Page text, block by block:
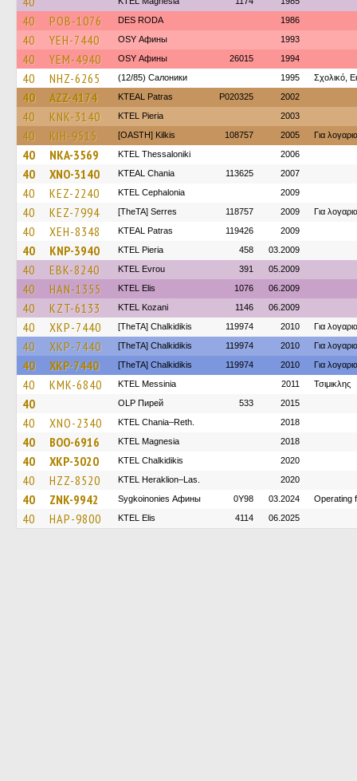
40 POB-1076 DES RODA 1986
40 YEH-7440 OSY Афины 1993
40 YEM-4940 OSY Афины 26015 1994
40 NHZ-6265 (12/85) Салоники 1995 Σχολικό,
40 AZZ-4174 KTEAL Patras P020325 2002
40 KNK-3140 KTEL Pieria 2003
40 KIH-9515 [OASTH] Kilkis 108757 2005 Για
40 NKA-3569 KTEL Thessaloniki 2006
40 XNO-3140 KTEAL Chania 113625 2007
40 KEZ-2240 KTEL Cephalonia 2009
40 KEZ-7994 [TheTA] Serres 118757 2009 Για
40 XEH-8348 KTEAL Patras 119426 2009
40 KNP-3940 KTEL Pieria 458 03.2009
40 EBK-8240 KTEL Evrou 391 05.2009
40 HAN-1355 KTEL Elis 1076 06.2009
40 KZT-6133 ΚΤΕL Kozani 1146 06.2009
40 XKP-7440 [TheTA] Chalkidikis 119974 2010 Για
40 XKP-7440 [TheTA] Chalkidikis 119974 2010 Για
40 XKP-7440 [TheTA] Chalkidikis 119974 2010 Για
40 KMK-6840 KTEL Messinia 2011 Τσιμικλης
40 OLP Пирей 533 2015
40 XNO-2340 KTEL Chania–Reth. 2018
40 BOO-6916 ΚΤΕL Magnesia 2018
40 XKP-3020 ΚΤΕL Chalkidikis 2020
40 HZZ-8520 KTEL Heraklion–Las. 2020
40 ZNK-9942 Sygkoinonies Афины 0Y98 03.2024 Operating
40 HAP-9800 KTEL Elis 4114 06.2025